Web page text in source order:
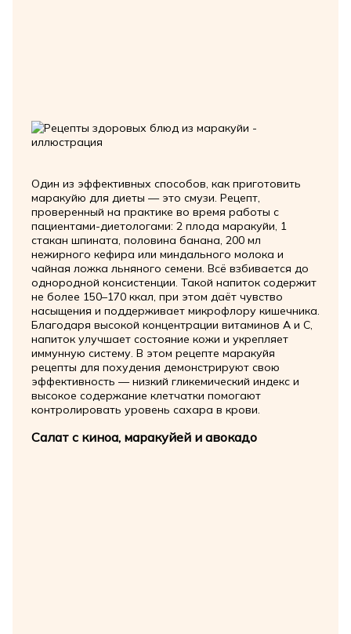
Один из эффективных способов, как приготовить
маракуйю для диеты — это смузи. Рецепт,
проверенный на практике во время работы с
пациентами-диетологами: 2 плода маракуйи, 1
стакан шпината, половина банана, 200 мл
нежирного кефира или миндального молока и
чайная ложка льняного семени. Всё взбивается до
однородной консистенции. Такой напиток содержит
не более 150–170 ккал, при этом даёт чувство
насыщения и поддерживает микрофлору кишечника.
Благодаря высокой концентрации витаминов A и C,
напиток улучшает состояние кожи и укрепляет
иммунную систему. В этом рецепте маракуйя
рецепты для похудения демонстрируют свою
эффективность — низкий гликемический индекс и
высокое содержание клетчатки помогают
контролировать уровень сахара в крови.
Салат с киноа, маракуйей и авокадо